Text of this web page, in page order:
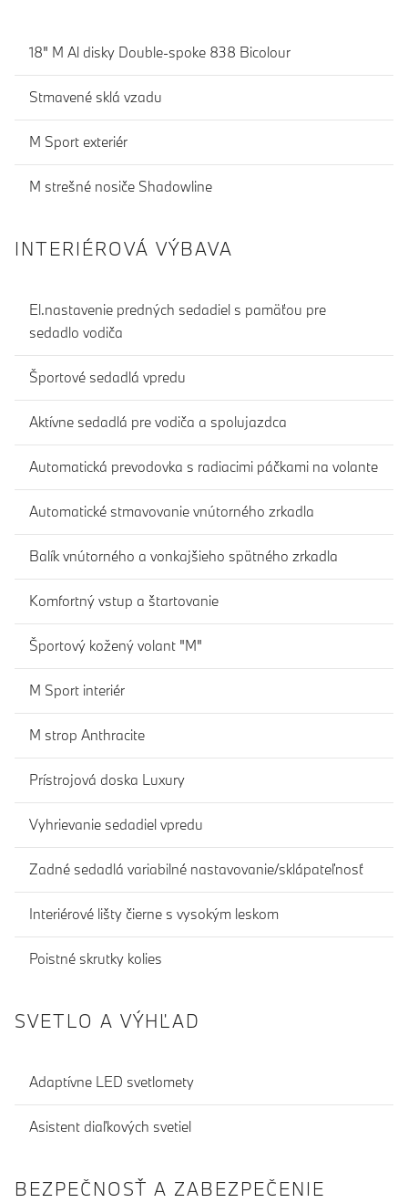
18" M Al disky Double-spoke 838 Bicolour
Stmavené sklá vzadu
M Sport exteriér
M strešné nosiče Shadowline
INTERIÉROVÁ VÝBAVA
El.nastavenie predných sedadiel s pamäťou pre
sedadlo vodiča
Športové sedadlá vpredu
Aktívne sedadlá pre vodiča a spolujazdca
Automatická prevodovka s radiacimi páčkami na volante
Automatické stmavovanie vnútorného zrkadla
Balík vnútorného a vonkajšieho spätného zrkadla
Komfortný vstup a štartovanie
Športový kožený volant "M"
M Sport interiér
M strop Anthracite
Prístrojová doska Luxury
Vyhrievanie sedadiel vpredu
Zadné sedadlá variabilné nastavovanie/sklápateľnosť
Interiérové lišty čierne s vysokým leskom
Poistné skrutky kolies
SVETLO A VÝHĽAD
Adaptívne LED svetlomety
Asistent diaľkových svetiel
BEZPEČNOSŤ A ZABEZPEČENIE